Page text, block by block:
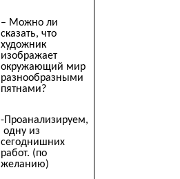
– Можно ли
сказать, что
художник
изображает
окружающий мир
разнообразными
пятнами?
-Проанализируем,
одну из
сегоднишних
работ. (по
желанию)